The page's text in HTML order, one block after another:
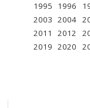
1995 1996
2003 2004
2011
2012
2019 2020